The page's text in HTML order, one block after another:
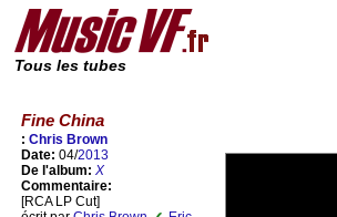
Tous les tubes
Fine China
: Chris Brown
Date: 04/2013
De l'album: X
Commentaire:
[RCA LP Cut]